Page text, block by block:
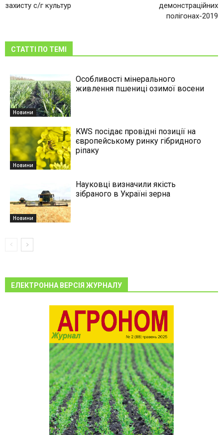
захисту с/г культур
демонстраційних
полігонах-2019
СТАТТІ ПО ТЕМІ
Новини
Особливості мінерального
живлення пшениці озимої восени
Новини
KWS посідає провідні позиції на
європейському ринку гібридного
ріпаку
Новини
Науковці визначили якість
зібраного в Україні зерна
ЕЛЕКТРОННА ВЕРСІЯ ЖУРНАЛУ